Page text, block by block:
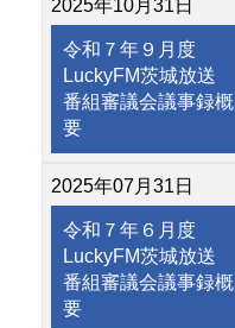
2025年10月31日
令和７年９月度
LuckyFM茨城放送
番組審議会議事録概
要
2025年07月31日
令和７年６月度
LuckyFM茨城放送
番組審議会議事録概
要